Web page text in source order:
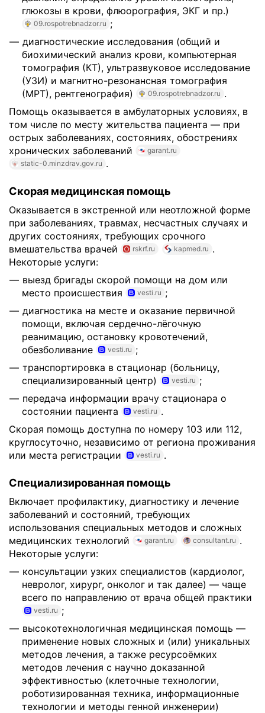
глюкозы в крови, флюорография, ЭКГ и пр.)
09.rospotrebnadzor.ru ;
диагностические исследования (общий и
биохимический анализ крови, компьютерная
томография (КТ), ультразвуковое исследование
(УЗИ) и магнитно-резонансная томография
(МРТ), рентгенография)
09.rospotrebnadzor.ru .
Помощь оказывается в амбулаторных условиях, в
том числе по месту жительства пациента — при
острых заболеваниях, состояниях, обострениях
хронических заболеваний
garant.ru
static-0.minzdrav.gov.ru .
Скорая медицинская помощь
Оказывается в экстренной или неотложной форме
при заболеваниях, травмах, несчастных случаях и
других состояниях, требующих срочного
вмешательства врачей
rskrf.ru kapmed.ru .
Некоторые услуги:
выезд бригады скорой помощи на дом или
место происшествия
vesti.ru ;
диагностика на месте и оказание первичной
помощи, включая сердечно-лёгочную
реанимацию, остановку кровотечений,
обезболивание
vesti.ru ;
транспортировка в стационар (больницу,
специализированный центр)
vesti.ru ;
передача информации врачу стационара о
состоянии пациента
vesti.ru .
Скорая помощь доступна по номеру 103 или 112,
круглосуточно, независимо от региона проживания
или места регистрации
vesti.ru .
Специализированная помощь
Включает профилактику, диагностику и лечение
заболеваний и состояний, требующих
использования специальных методов и сложных
медицинских технологий
garant.ru consultant.ru .
Некоторые услуги:
консультации узких специалистов (кардиолог,
невролог, хирург, онколог и так далее) — чаще
всего по направлению от врача общей практики
vesti.ru ;
высокотехнологичная медицинская помощь —
применение новых сложных и (или) уникальных
методов лечения, а также ресурсоёмких
методов лечения с научно доказанной
эффективностью (клеточные технологии,
роботизированная техника, информационные
технологии и методы генной инженерии)